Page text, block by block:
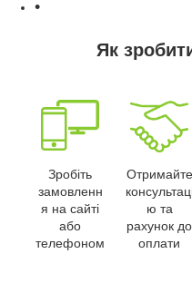
Як
Зробіть
замовленн
я на сайті
або
телефоном
Отримайте
ю та
рахунок до
оплати